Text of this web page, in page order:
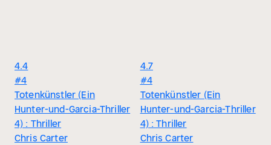
4.4
#4
Totenkünstler (Ein
Hunter-und-Garcia-Thriller
4) : Thriller
Chris Carter
4.7
#4
Totenkünstler (Ein
Hunter-und-Garcia-Thriller
4) : Thriller
Chris Carter